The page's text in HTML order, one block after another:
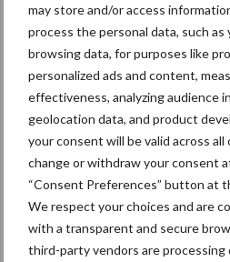
may store and/or access
process the personal data, such as
browsing data, for purposes like
personalized ads and content,
effectiveness, analyzing audience
geolocation data, and product
your consent will be valid across all
change or withdraw your consent
“Consent Preferences” button at
We respect your choices and are
with a transparent and secure
third-party vendors are
Aanbevolen voor jou!
grillig:
geopolitiek
in de greep
De